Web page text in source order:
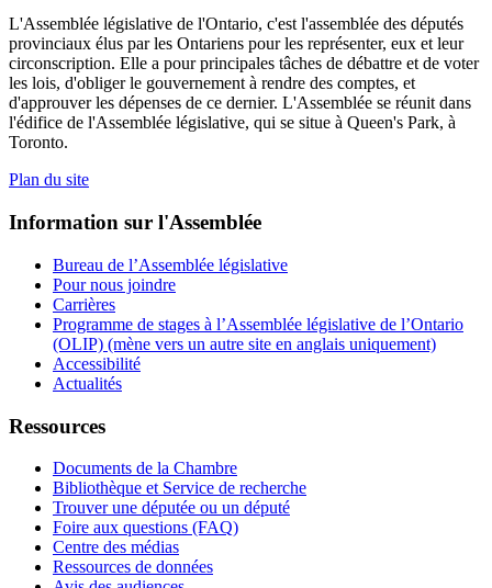
L'Assemblée législative de l'Ontario, c'est l'assemblée des députés
provinciaux élus par les Ontariens pour les représenter, eux et leur
circonscription. Elle a pour principales tâches de débattre et de voter
les lois, d'obliger le gouvernement à rendre des comptes, et
d'approuver les dépenses de ce dernier. L'Assemblée se réunit dans
l'édifice de l'Assemblée législative, qui se situe à Queen's Park, à
Toronto.
Plan du site
Information sur l'Assemblée
Bureau de l’Assemblée législative
Pour nous joindre
Carrières
Programme de stages à l’Assemblée législative de l’Ontario
(OLIP) (mène vers un autre site en anglais uniquement)
Accessibilité
Actualités
Ressources
Documents de la Chambre
Bibliothèque et Service de recherche
Trouver une députée ou un député
Foire aux questions (FAQ)
Centre des médias
Ressources de données